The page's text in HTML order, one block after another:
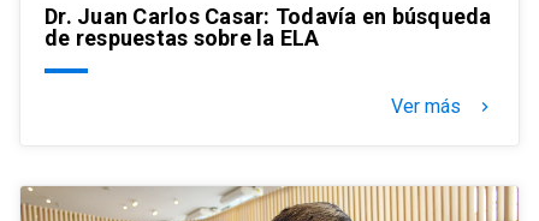
Dr. Juan Carlos Casar: Todavía en búsqueda
de respuestas sobre la ELA
Ver más keyboard_arrow_right